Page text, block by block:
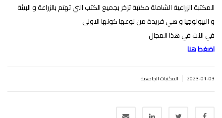
المكتبة الزراعية الشاملة مكتبة تزخر بجميع الكتب التي تهتم بالزراعة و البيئة
و البيولوجيا و هي فريدة من نوعها كونها الاولى
في النت في هذا المجال
اضغط هنا
2023-01-03 المكتبات الجامعية